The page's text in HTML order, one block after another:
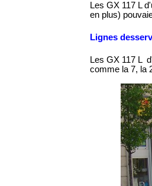
Les GX 117 L
en plus)
Lignes
Les GX 117 L
comme la 7, la